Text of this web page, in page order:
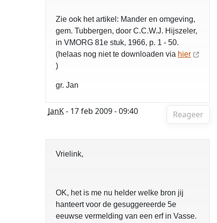
Zie ook het artikel: Mander en omgeving,
gem. Tubbergen, door C.C.W.J. Hijszeler,
in VMORG 81e stuk, 1966, p. 1 - 50.
(helaas nog niet te downloaden via hier
)
gr. Jan
Reageer
JanK- 17 feb 2009 - 09:40
Vrielink,
OK, het is me nu helder welke bron jij
hanteert voor de gesuggereerde 5e
eeuwse vermelding van een erf in Vasse.